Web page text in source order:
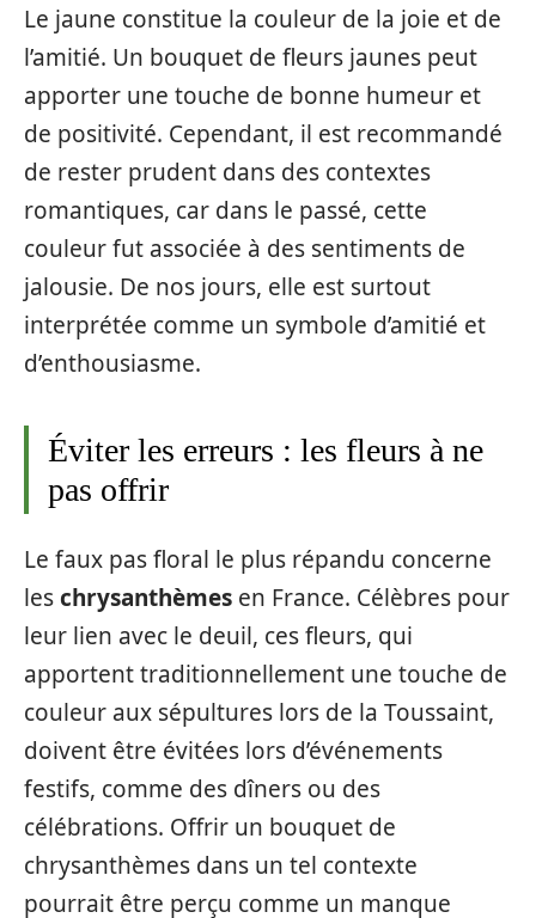
Le jaune constitue la couleur de la joie et de
l’amitié. Un bouquet de fleurs jaunes peut
apporter une touche de bonne humeur et
de positivité. Cependant, il est recommandé
de rester prudent dans des contextes
romantiques, car dans le passé, cette
couleur fut associée à des sentiments de
jalousie. De nos jours, elle est surtout
interprétée comme un symbole d’amitié et
d’enthousiasme.
Éviter les erreurs : les fleurs à ne
pas offrir
Le faux pas floral le plus répandu concerne
leschrysanthèmes en France. Célèbres pour
leur lien avec le deuil, ces fleurs, qui
apportent traditionnellement une touche de
couleur aux sépultures lors de la Toussaint,
doivent être évitées lors d’événements
festifs, comme des dîners ou des
célébrations. Offrir un bouquet de
chrysanthèmes dans un tel contexte
pourrait être perçu comme un manque